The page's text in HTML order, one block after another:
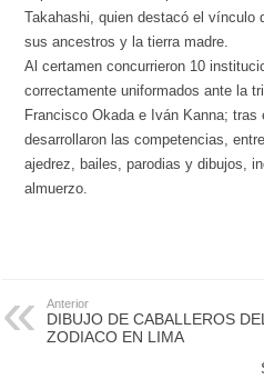
Takahashi, quien destacó el vínculo
sus ancestros y la tierra madre.
Al certamen concurrieron 10
correctamente uniformados ante la
Francisco Okada e Iván Kanna; tras
desarrollaron las competencias,
ajedrez, bailes, parodias y dibujos,
almuerzo.
Anterior
DIBUJO DE CABALLEROS DEL
ZODIACO EN LIMA